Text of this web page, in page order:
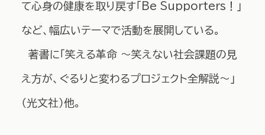
て心身の健康を取り戻す「Be Supporters！」
など、幅広いテーマで活動を展開している。
著書に「笑える革命 ～笑えない社会課題の見
え方が、ぐるりと変わるプロジェクト全解説～」
（光文社）他。